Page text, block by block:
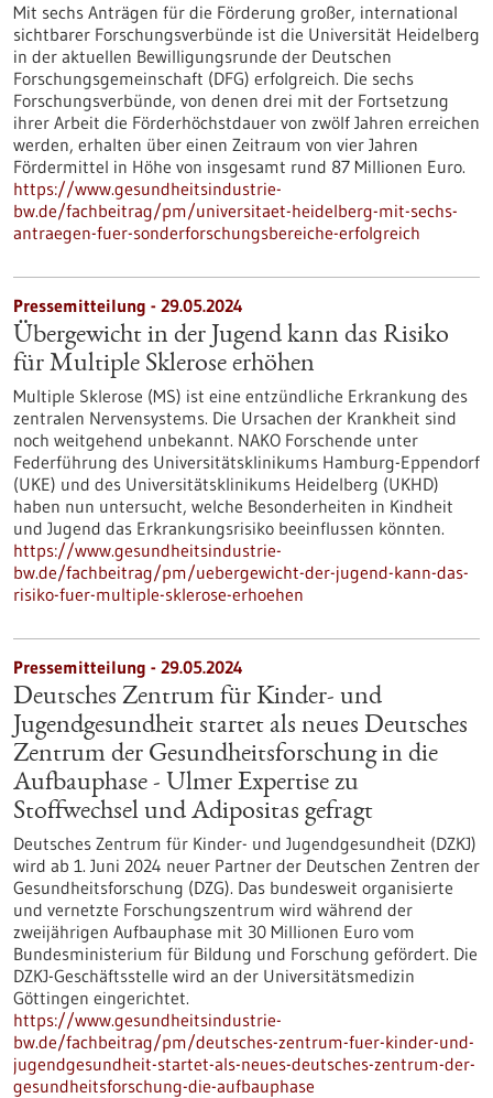
Mit sechs Anträgen für die Förderung großer, international
sichtbarer Forschungsverbünde ist die Universität Heidelberg
in der aktuellen Bewilligungsrunde der Deutschen
Forschungsgemeinschaft (DFG) erfolgreich. Die sechs
Forschungsverbünde, von denen drei mit der Fortsetzung
ihrer Arbeit die Förderhöchstdauer von zwölf Jahren erreichen
werden, erhalten über einen Zeitraum von vier Jahren
Fördermittel in Höhe von insgesamt rund 87 Millionen Euro.
https://www.gesundheitsindustrie-
bw.de/fachbeitrag/pm/universitaet-heidelberg-mit-sechs-
antraegen-fuer-sonderforschungsbereiche-erfolgreich
Pressemitteilung - 29.05.2024
Übergewicht in der Jugend kann das Risiko
für Multiple Sklerose erhöhen
Multiple Sklerose (MS) ist eine entzündliche Erkrankung des
zentralen Nervensystems. Die Ursachen der Krankheit sind
noch weitgehend unbekannt. NAKO Forschende unter
Federführung des Universitätsklinikums Hamburg-Eppendorf
(UKE) und des Universitätsklinikums Heidelberg (UKHD)
haben nun untersucht, welche Besonderheiten in Kindheit
und Jugend das Erkrankungsrisiko beeinflussen könnten.
https://www.gesundheitsindustrie-
bw.de/fachbeitrag/pm/uebergewicht-der-jugend-kann-das-
risiko-fuer-multiple-sklerose-erhoehen
Pressemitteilung - 29.05.2024
Deutsches Zentrum für Kinder- und
Jugendgesundheit startet als neues Deutsches
Zentrum der Gesundheitsforschung in die
Aufbauphase - Ulmer Expertise zu
Stoffwechsel und Adipositas gefragt
Deutsches Zentrum für Kinder- und Jugendgesundheit (DZKJ)
wird ab 1. Juni 2024 neuer Partner der Deutschen Zentren der
Gesundheitsforschung (DZG). Das bundesweit organisierte
und vernetzte Forschungszentrum wird während der
zweijährigen Aufbauphase mit 30 Millionen Euro vom
Bundesministerium für Bildung und Forschung gefördert. Die
DZKJ-Geschäftsstelle wird an der Universitätsmedizin
Göttingen eingerichtet.
https://www.gesundheitsindustrie-
bw.de/fachbeitrag/pm/deutsches-zentrum-fuer-kinder-und-
jugendgesundheit-startet-als-neues-deutsches-zentrum-der-
gesundheitsforschung-die-aufbauphase